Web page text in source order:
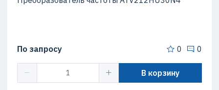
По запросу 0 0
В корзину